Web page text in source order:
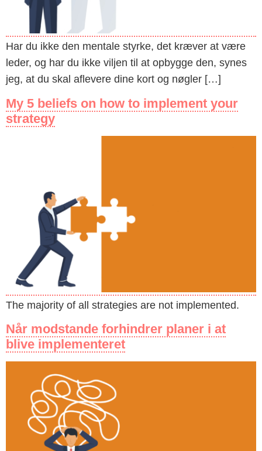
Har du ikke den mentale styrke, det kræver at være
leder, og har du ikke viljen til at opbygge den, synes
jeg, at du skal aflevere dine kort og nøgler […]
My 5 beliefs on how to implement your
strategy
The majority of all strategies are not implemented.
Når modstande forhindrer planer i at
blive implementeret